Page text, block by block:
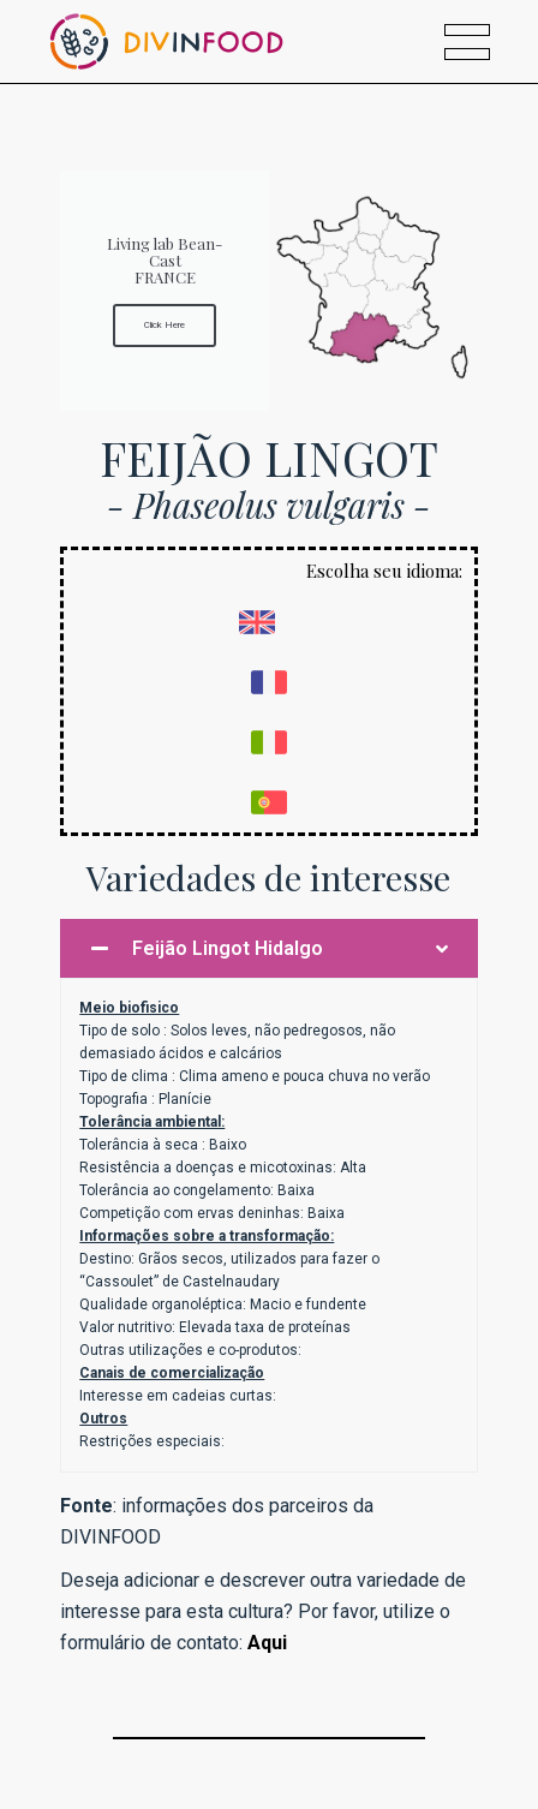
Living lab Bean-
Cast
FRANCE
Click Here
FEIJÃO LINGOT
- Phaseolus vulgaris -
Escolha seu idioma:
Variedades de interesse
Feijão Lingot Hidalgo
Meio biofisico
Tipo de solo : Solos leves, não pedregosos, não
demasiado ácidos e calcários
Tipo de clima : Clima ameno e pouca chuva no verão
Topografia : Planície
Tolerância ambiental:
Tolerância à seca : Baixo
Resistência a doenças e micotoxinas: Alta
Tolerância ao congelamento: Baixa
Competição com ervas deninhas: Baixa
Informações sobre a transformação:
Destino: Grãos secos, utilizados para fazer o
“Cassoulet” de Castelnaudary
Qualidade organoléptica: Macio e fundente
Valor nutritivo: Elevada taxa de proteínas
Outras utilizações e co-produtos:
Canais de comercialização
Interesse em cadeias curtas:
Outros
Restrições especiais:
Fonte: informações dos parceiros da
DIVINFOOD
Deseja adicionar e descrever outra variedade de
interesse para esta cultura? Por favor, utilize o
formulário de contato:Aqui